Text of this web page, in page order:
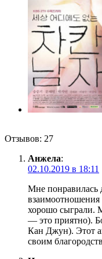
Отзывов: 27
Анжела:
02.10.2019 в 18:11
Мне понравилась
хорошо сыграли.
— это приятно).
Кан Джун). Этот
своим